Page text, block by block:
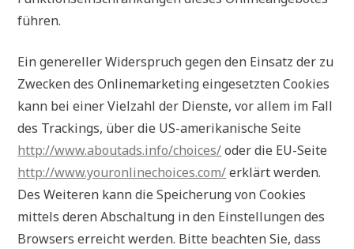
führen.
Ein genereller Widerspruch gegen den Einsatz der zu
Zwecken des Onlinemarketing eingesetzten Cookies
kann bei einer Vielzahl der Dienste, vor allem im Fall
des Trackings, über die US-amerikanische Seite
http://www.aboutads.info/choices/oder die EU-Seite
http://www.youronlinechoices.com/erklärt werden.
Des Weiteren kann die Speicherung von Cookies
mittels deren Abschaltung in den Einstellungen des
Browsers erreicht werden. Bitte beachten Sie, dass